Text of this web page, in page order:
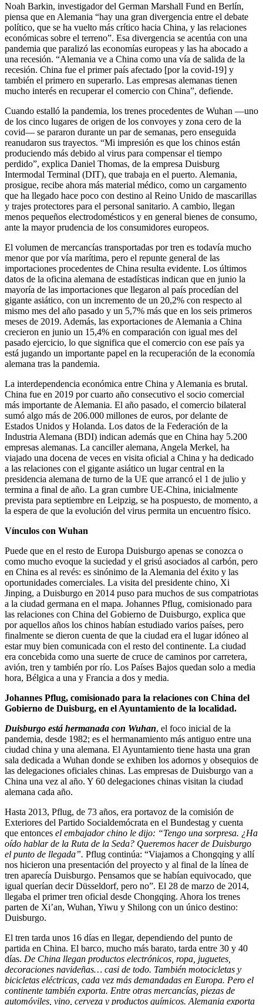
Noah Barkin, investigador del German Marshall Fund en Berlín,
piensa que en Alemania “hay una gran divergencia entre el debate
político, que se ha vuelto más crítico hacia China, y las relaciones
económicas sobre el terreno”. Esa divergencia se acentúa con una
pandemia que paralizó las economías europeas y las ha abocado a
una recesión. “Alemania ve a China como una vía de salida de la
recesión. China fue el primer país afectado [por la covid-19] y
también el primero en superarlo. Las empresas alemanas tienen
mucho interés en recuperar el comercio con China”, defiende.
Cuando estalló la pandemia, los trenes procedentes de Wuhan —uno
de los cinco lugares de origen de los convoyes y zona cero de la
covid— se pararon durante un par de semanas, pero enseguida
reanudaron sus trayectos. “Mi impresión es que los chinos están
produciendo más debido al virus para compensar el tiempo
perdido”, explica Daniel Thomas, de la empresa Duisburg
Intermodal Terminal (DIT), que trabaja en el puerto. Alemania,
prosigue, recibe ahora más material médico, como un cargamento
que ha llegado hace poco con destino al Reino Unido de mascarillas
y trajes protectores para el personal sanitario. A cambio, llegan
menos pequeños electrodomésticos y en general bienes de consumo,
ante la mayor prudencia de los consumidores europeos.
El volumen de mercancías transportadas por tren es todavía mucho
menor que por vía marítima, pero el repunte general de las
importaciones procedentes de China resulta evidente. Los últimos
datos de la oficina alemana de estadísticas indican que en junio la
mayoría de las importaciones que llegaron al país procedían del
gigante asiático, con un incremento de un 20,2% con respecto al
mismo mes del año pasado y un 5,7% más que en los seis primeros
meses de 2019. Además, las exportaciones de Alemania a China
crecieron en junio un 15,4% en comparación con igual mes del
pasado ejercicio, lo que significa que el comercio con ese país ya
está jugando un importante papel en la recuperación de la economía
alemana tras la pandemia.
La interdependencia económica entre China y Alemania es brutal.
China fue en 2019 por cuarto año consecutivo el socio comercial
más importante de Alemania. El año pasado, el comercio bilateral
sumó algo más de 206.000 millones de euros, por delante de
Estados Unidos y Holanda. Los datos de la Federación de la
Industria Alemana (BDI) indican además que en China hay 5.200
empresas alemanas. La canciller alemana, Angela Merkel, ha
viajado una docena de veces en visita oficial a China y ha dedicado
a las relaciones con el gigante asiático un lugar central en la
presidencia alemana de turno de la UE que arrancó el 1 de julio y
termina a final de año. La gran cumbre UE-China, inicialmente
prevista para septiembre en Leipzig, se ha pospuesto, de momento, a
la espera de que la evolución del virus permita un encuentro físico.
Vínculos con Wuhan
Puede que en el resto de Europa Duisburgo apenas se conozca o
como mucho evoque la suciedad y el grisú asociados al carbón, pero
en China es al revés: es sinónimo de la Alemania del éxito y las
oportunidades comerciales. La visita del presidente chino, Xi
Jinping, a Duisburgo en 2014 puso para muchos de sus compatriotas
a la ciudad germana en el mapa. Johannes Pflug, comisionado para
las relaciones con China del Gobierno de Duisburgo, explica que
por aquellos años los chinos habían estudiado varios países, pero
finalmente se dieron cuenta de que la ciudad era el lugar idóneo al
estar muy bien comunicada con el resto del continente. La ciudad
era concebida como una suerte de cruce de caminos por carretera,
avión, tren y también por río. Los Países Bajos quedan solo a media
hora, Bélgica a una y Francia a dos y media.
Johannes Pflug, comisionado para la relaciones con China del
Gobierno de Duisburg, en el Ayuntamiento de la localidad.
Duisburgo está hermanada con Wuhan, el foco inicial de la
pandemia, desde 1982; es el hermanamiento más antiguo entre una
ciudad china y una alemana. El Ayuntamiento tiene hasta una gran
sala dedicada a Wuhan donde se exhiben los adornos y obsequios de
las delegaciones oficiales chinas. Las empresas de Duisburgo van a
China una vez al año. Y 60 delegaciones chinas visitan la ciudad
alemana cada año.
Hasta 2013, Pflug, de 73 años, era portavoz de la comisión de
Exteriores del Partido Socialdemócrata en el Bundestag y cuenta
que entonces el embajador chino le dijo: “Tengo una sorpresa. ¿Ha
oído hablar de la Ruta de la Seda? Queremos hacer de Duisburgo
el punto de llegada”. Pflug continúa: “Viajamos a Chongqing y allí
nos hicieron una presentación del proyecto y al final de la línea de
tren aparecía Duisburgo. Pensamos que se habían equivocado, que
igual querían decir Düsseldorf, pero no”. El 28 de marzo de 2014,
llegaba el primer tren oficial desde Chongqing. Ahora los trenes
parten de Xi’an, Wuhan, Yiwu y Shilong con un único destino:
Duisburgo.
El tren tarda unos 16 días en llegar, dependiendo del punto de
partida en China. El barco, mucho más barato, tarda entre 30 y 40
días. De China llegan productos electrónicos, ropa, juguetes,
decoraciones navideñas… casi de todo. También motocicletas y
bicicletas eléctricas, cada vez más demandadas en Europa. Pero el
continente también exporta. Entre otras mercancías, piezas de
automóviles, vino, cerveza y productos químicos. Alemania exporta